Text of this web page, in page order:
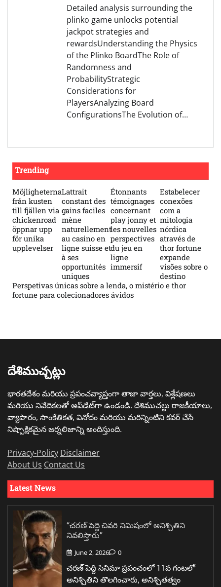
Detailed analysis surrounding the
plinko game unlocks potential
jackpot strategies and
rewardsUnderstanding the Physics
of the Plinko BoardThe Role of
Randomness and
ProbabilityStrategic
Considerations for
PlayersAnalyzing Board
ConfigurationsThe Evolution of…
Trending
Möjligheterna
från kusten
till fjällen via
chickenroad
öppnar upp
för unika
upplevelser
Lattrait
constant des
gains faciles
mène
naturellement
au casino en
ligne suisse et
à ses
opportunités
uniques
Étonnants
témoignages
concernant
play jonny et
les nouvelles
perspectives
du jeu en
ligne
immersif
Estabelecer
conexões
com a
mitologia
nórdica
através de
thor fortune
expande
visões sobre o
destino
Perspetivas únicas sobre a lenda, o mistério e thor
fortune para colecionadores ávidos
దేశిముచ్చట్లు
భారతదేశం మరియు ప్రపంచవ్యాప్తంగా తాజా వార్తలు, విశ్లేషణలు
మరియు నివేదికలతో అప్‌డేట్‌గా ఉండండి. దేశిముచల్టు రాజకీయాలు,
వ్యాపారం, సాంకేతికత, వినోదం మరియు మరిన్నింటిని కవర్ చేసే
నిష్పాక్షికమైన జర్నలిజాన్ని అందిస్తుంది.
Privacy-Policy Disclaimer
About Us Contact Us
Latest News
“చరణ్ పెద్ది చివరి నిమిషంలో అనిశ్చితిని
నివలిస్తారు”
June 2, 2026 0
చరణ్ పెద్ది సినిమా ప్రపంచంలో 11వ గంటలో
అనిశ్చితిని తొలగించారు, అనిశ్చితత్వం